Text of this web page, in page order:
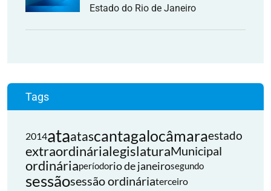
Estado do Rio de Janeiro
Tags
2014ataatascantagalocâmaraestado
extraordinárialegislaturaMunicipal
ordináriaperíodorio de janeirosegundo
sessãosessão ordináriaterceiro